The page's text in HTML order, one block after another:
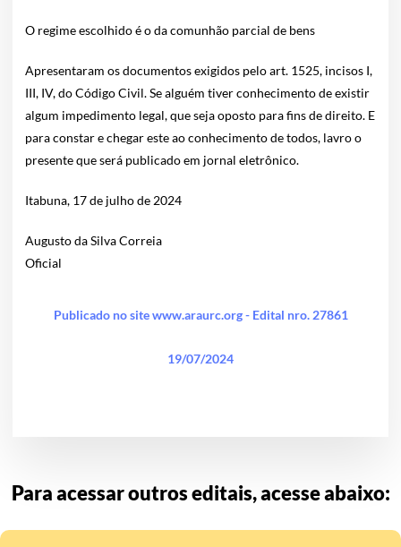
O regime escolhido é o da comunhão parcial de bens
Apresentaram os documentos exigidos pelo art. 1525, incisos I,
III, IV, do Código Civil. Se alguém tiver conhecimento de existir
algum impedimento legal, que seja oposto para fins de direito. E
para constar e chegar este ao conhecimento de todos, lavro o
presente que será publicado em jornal eletrônico.
Itabuna, 17 de julho de 2024
Augusto da Silva Correia
Oficial
Publicado no site www.araurc.org - Edital nro. 27861
19/07/2024
Para acessar outros editais, acesse abaixo: